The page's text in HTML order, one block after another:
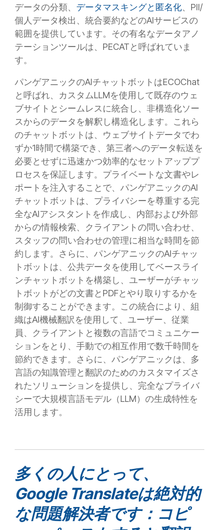
データの分類、 データマスキングと匿名化、PII/
個人データ検出、統合要約などのAIサービスの
範囲を提供しています。その有名なデータアノ
テーションツールは、PECATと呼ばれていま
す。
パンゲアニックのAIチャットボットはECOChat
と呼ばれ、カスタムLLMを使用して既存のウェ
ブサイトとシームレスに統合し、非構造化ソー
スからのデータを解釈し構造化します。これら
のチャットボットは、ウェブサイトデータでわ
ずか1時間で構築でき、第三者へのデータ転送を
必要とせずに迅速かつ効率的なセットアッププ
ロセスを保証します。プライベートな文書やレ
ポートを注入することで、パンゲアニックのAI
チャットボットは、プライバシーを尊重する完
全なAIアシスタントを作成し、内部および外部
からの情報検索、クライアントの問い合わせ、
スタッフの問い合わせの管理に相当な時間を節
約します。さらに、パンゲアニックのAIチャッ
トボットは、公共データを使用してベースライ
ンチャットボットを構築し、ユーザーがチャッ
トボットがどの文書とPDFとやり取りするかを
制御することができます。この統合により、組
織はAI機械翻訳を使用して、ユーザー、従業
員、クライアントと複数の言語でコミュニケー
ションをとり、手動での相互作用で数千時間を
節約できます。さらに、パンゲアニックは、多
言語の知識管理と翻訳のためのカスタマイズさ
れたソリューションを提供し、完全なプライバ
シーで大規模言語モデル（LLM）の生成特性を
活用します。
多くの人にとって、
Google Translateは絶対的
な問題解決者です：コピ